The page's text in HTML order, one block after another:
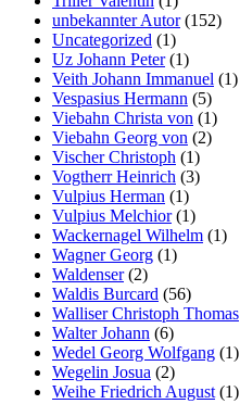
unbekannter Autor(152)
Uncategorized (1)
Uz Johann Peter(1)
Veith Johann Immanuel (1)
Vespasius Hermann (5)
Viebahn Christa von (1)
Viebahn Georg von (2)
Vischer Christoph (1)
Vogtherr Heinrich (3)
Vulpius Herman (1)
Vulpius Melchior(1)
Wackernagel Wilhelm (1)
Wagner Georg (1)
Waldenser(2)
Waldis Burcard (56)
Walliser Christoph Thomas
Walter Johann (6)
Wedel Georg Wolfgang (1)
Wegelin Josua (2)
Weihe Friedrich August (1)